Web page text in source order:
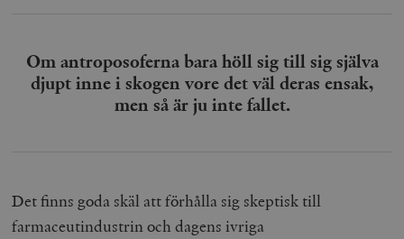
Om antroposoferna bara höll sig till sig själva
djupt inne i skogen vore det väl deras ensak,
men så är ju inte fallet.
Det finns goda skäl att förhålla sig skeptisk till
farmaceutindustrin och dagens ivriga